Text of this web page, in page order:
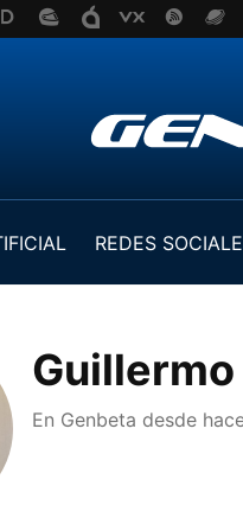
REDES
En Genbeta desde